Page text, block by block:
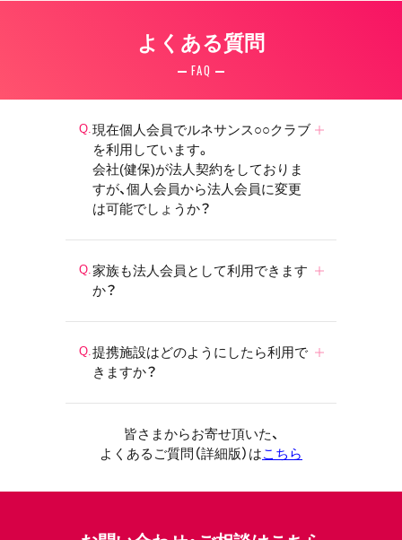
よくある質問
FAQ
現在個人会員でルネサンス○○クラブ
を利用しています。
会社(健保)が法人契約をしておりま
すが、個人会員から法人会員に変更
は可能でしょうか？
家族も法人会員として利用できます
か？
提携施設はどのようにしたら利用で
きますか？
皆さまからお寄せ頂いた、
よくあるご質問（詳細版）はこちら